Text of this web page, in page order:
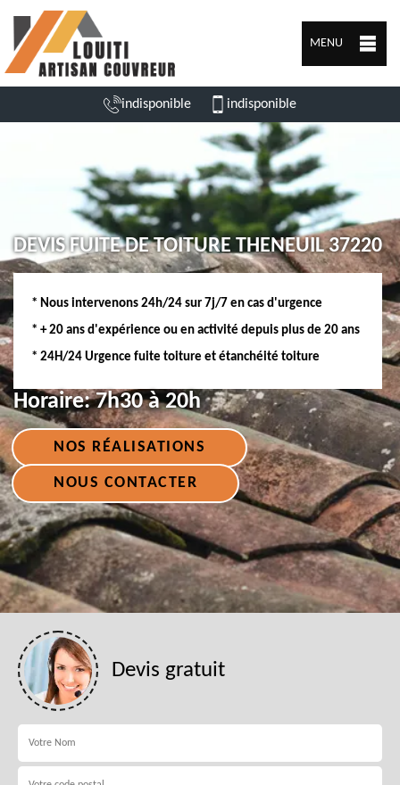
MENU
indisponible indisponible
DEVIS FUITE DE TOITURE THENEUIL 37220
* Nous intervenons 24h/24 sur 7j/7 en cas d'urgence
* + 20 ans d'expérience ou en activité depuis plus de 20 ans
* 24H/24 Urgence fuite toiture et étanchéité toiture
Horaire:7h30 à 20h
NOS RÉALISATIONS
NOUS CONTACTER
Devis gratuit